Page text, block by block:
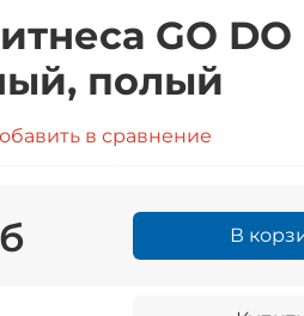
GO DO
полый
в сравнение
В